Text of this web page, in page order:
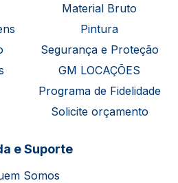
Material Bruto
Pintura
Segurança e Proteção
GM LOCAÇÕES
Programa de Fidelidade
Solicite orçamento
e Suporte
Somos